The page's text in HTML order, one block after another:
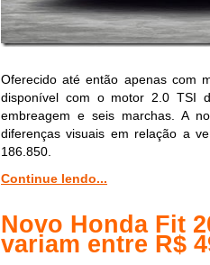
Oferecido até então apenas com
disponível com o motor 2.0 TSI
embreagem e seis marchas. A
diferenças visuais em relação a
186.850.
Continue lendo...
Novo Honda Fit
variam entre R$